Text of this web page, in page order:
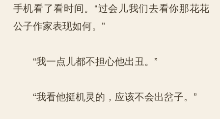
手机看了看时间。“过会儿我们去看你那花花
公子作家表现如何。”
“我一点儿都不担心他出丑。”
“我看他挺机灵的，应该不会出岔子。”